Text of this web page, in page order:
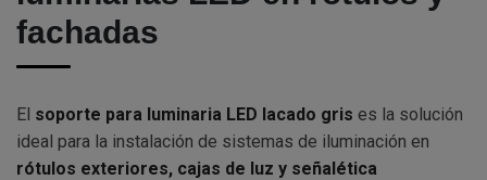
fachadas
El soporte para luminaria LED lacado gris es la solución
ideal para la instalación de sistemas de iluminación en
rótulos exteriores, cajas de luz y señalética